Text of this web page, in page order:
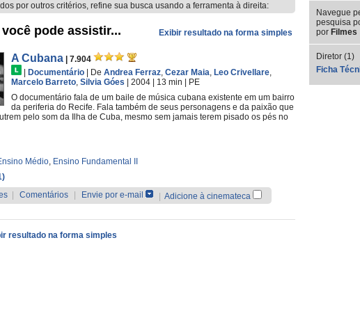
por outros critérios, refine sua busca usando a ferramenta à direita:
Exibir resultado na forma simples
pode assistir...
A Cubana
| 7.904
Documentário De Andrea Ferraz, Cezar Maia, Leo Crivellare,
Marcelo Barreto, Silvia Góes | 2004 | 13 min
PE
O documentário fala de um baile de música cubana existente em um bairro
da periferia do Recife. Fala também de seus personagens e da paixão que
pelo som da Ilha de Cuba, mesmo sem jamais terem pisado os pés no
Médio, Ensino Fundamental II
Comentários Envie por e-mail Adicione à cinemateca
resultado na forma simples
Navegue
pesquisa
por Filmes
Diretor (1)
Ficha